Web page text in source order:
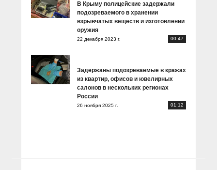
В Крыму полицейские задержали
подозреваемого в хранении
взрывчатых веществ и изготовлении
оружия
22 декабря 2023 г. 00:47
Задержаны подозреваемые в кражах
из квартир, офисов и ювелирных
салонов в нескольких регионах
России
26 ноября 2025 г. 01:12